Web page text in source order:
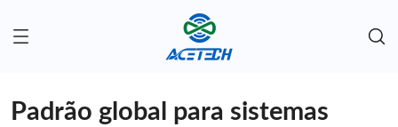
Padrão global para sistemas